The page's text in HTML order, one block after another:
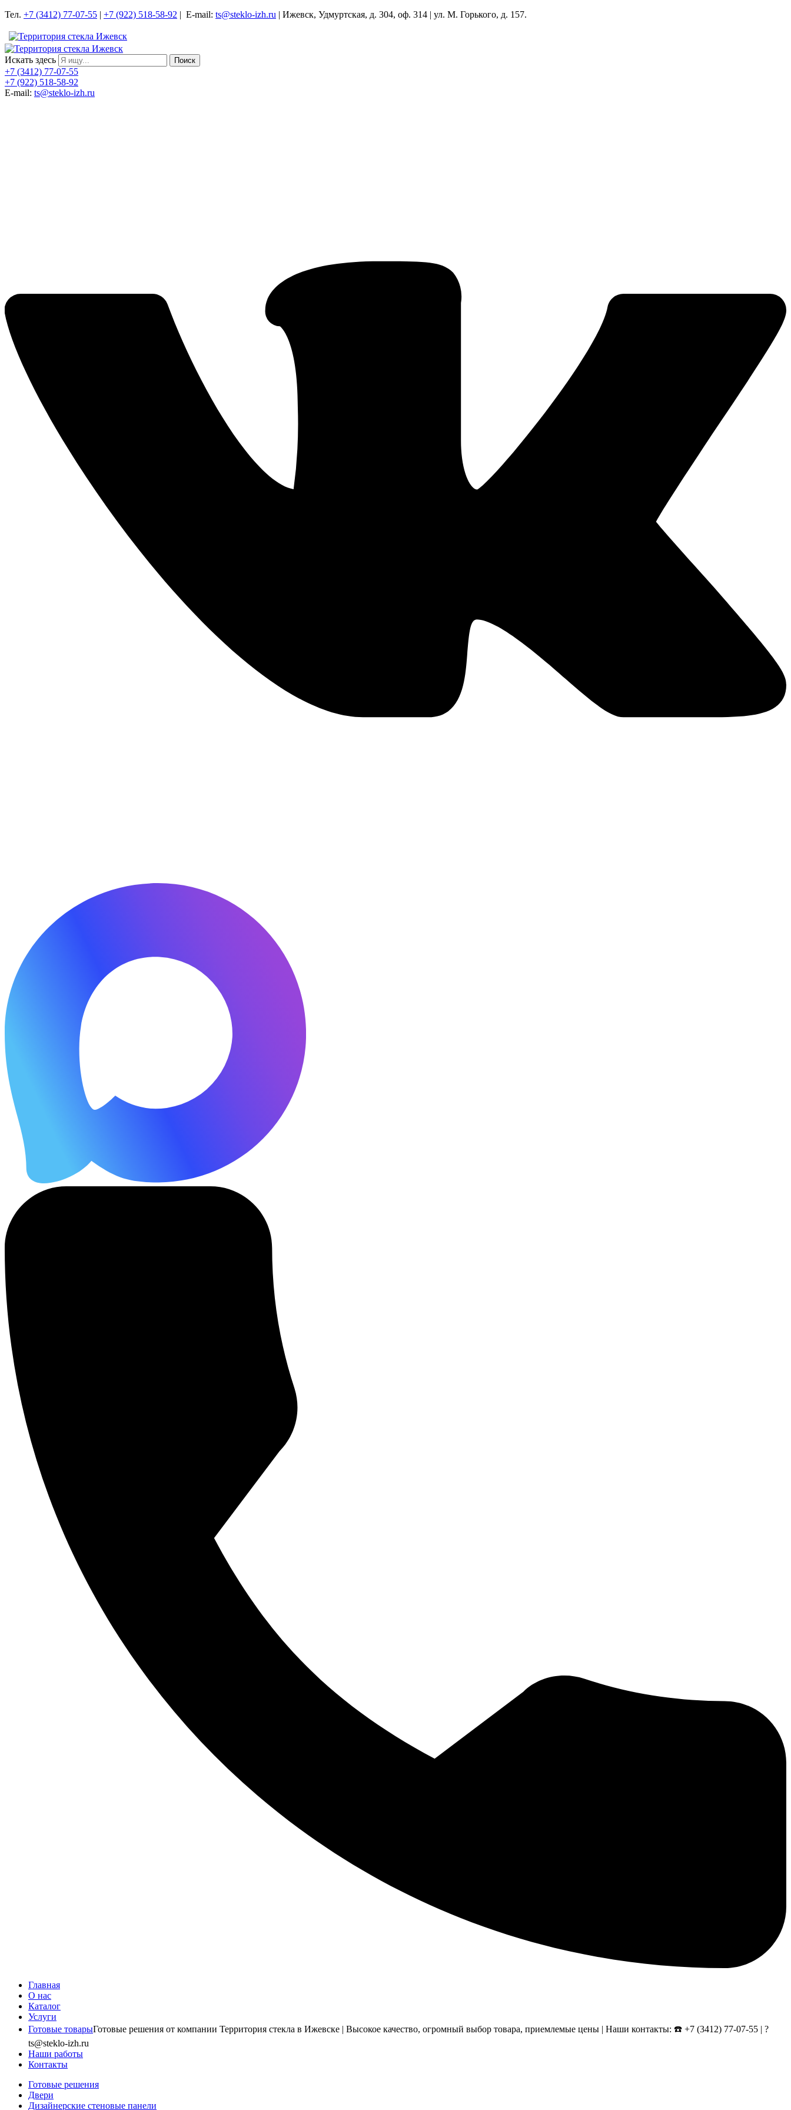
Тел. +7 (3412) 77-07-55 | +7 (922) 518-58-92 | E-mail: ts@steklo-izh.ru | Ижевск, Удмуртская, д. 304, оф. 314 | ул. М. Горького, д. 157.
Искать здесь Поиск
+7 (3412) 77-07-55
+7 (922) 518-58-92
E-mail: ts@steklo-izh.ru
Главная
О нас
Каталог
Услуги
Готовые товарыГотовые решения от компании Территория стекла в Ижевске | Высокое качество, огромный выбор товара, приемлемые цены | Наши контакты: ☎️ +7 (3412) 77-07-55 | ?
ts@steklo-izh.ru
Наши работы
Контакты
Готовые решения
Двери
Дизайнерские стеновые панели